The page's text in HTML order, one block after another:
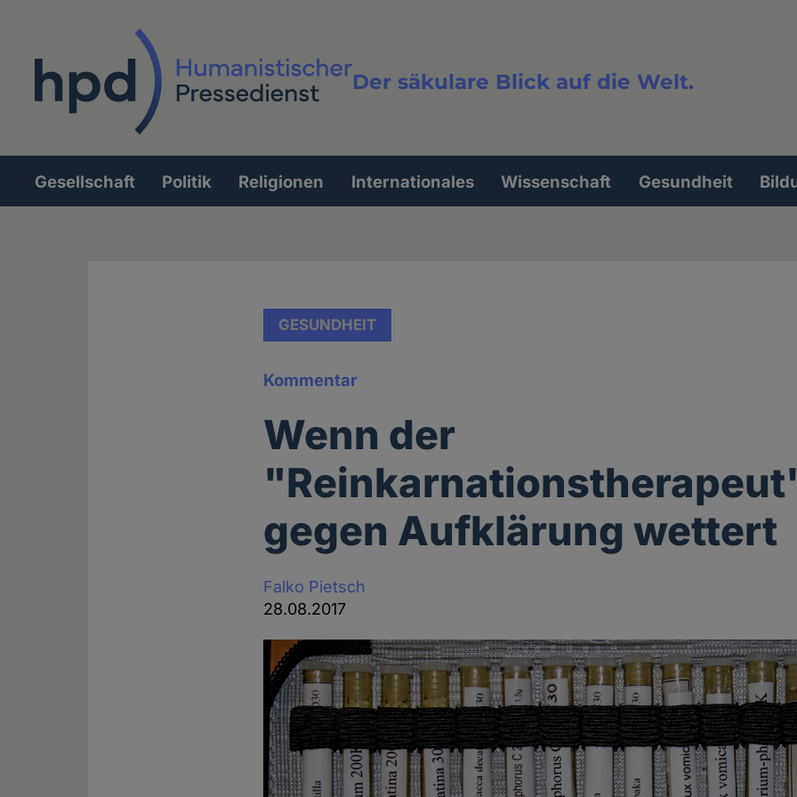
Der säkulare Blick auf die Welt.
Volltextsuche
Hauptnavigation
Gesellschaft Politik Religionen Internationales Wissenschaft Gesundheit
GESUNDHEIT
Kommentar
Wenn der
gegen Aufklärung wettert
Falko Pietsch
28.08.2017